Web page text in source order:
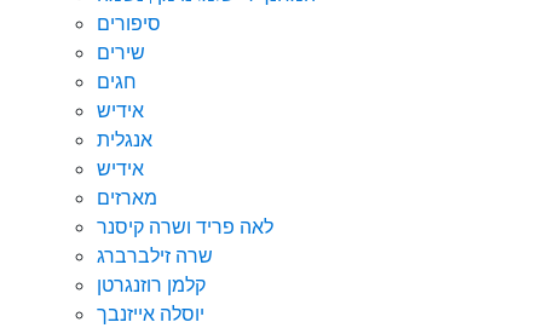
סיפורים
שירים
חגים
אידיש
אנגלית
אידיש
מארזים
לאה פריד ושרה קיסנר
שרה זילברברג
קלמן רוזנגרטן
יוסלה אייזנבך